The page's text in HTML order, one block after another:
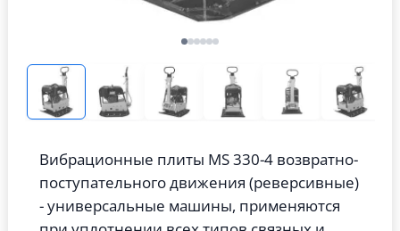
Вибрационные плиты MS 330-4 возвратно-
поступательного движения (реверсивные)
- универсальные машины, применяются